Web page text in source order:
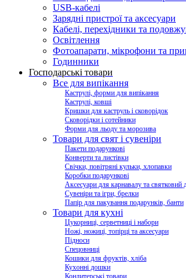
USB-кабелі
Зарядні пристрої та аксесуари
Кабелі, перехідники та
Освітлення
Фотоапарати, мікрофони та
Годинники
Господарські товари
Все для випікання
Каструлі, форми для випікання
Каструлі, ковші
Кришки для каструль і сковорідок
Сковорідки і сотейники
Форми для льоду та морозива
Товари для свят і сувеніри
Пакети подарункові
Конверти та листівки
Свічки, повітряні кульки, хлопавки
Коробки подарункові
Аксесуари для карнавалу та святковий
Сувеніри та ігри, брелки
Папір для пакування подарунків, банти
Товари для кухні
Цукорниці, серветниці і набори
Ножі, ножиці, топірці та аксесуари
Підноси
Спецовниці
Кошики для фруктів, хліба
Кухонні дошки
Кондитерські товари